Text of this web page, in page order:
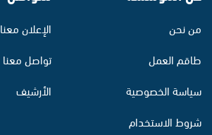
من نحن
طاقم العمل
سياسة الخصوصية
شروط الاستخدام
الإعلان معنا
تواصل معنا
الأرشيف